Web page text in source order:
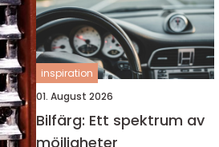
inspiration
01. August 2026
Bilfärg: Ett spektrum av
möjligheter